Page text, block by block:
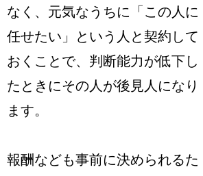
なく、元気なうちに「この人に
任せたい」という人と契約して
おくことで、判断能力が低下し
たときにその人が後見人になり
ます。
報酬なども事前に決められるた